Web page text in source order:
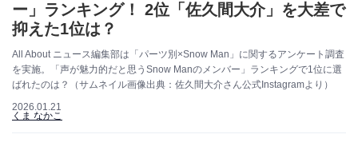
ー」ランキング！ 2位「佐久間大介」を大差で
抑えた1位は？
All About ニュース編集部は「パーツ別×Snow Man」に関するアンケート調査
を実施。「声が魅力的だと思うSnow Manのメンバー」ランキングで1位に選
ばれたのは？（サムネイル画像出典：佐久間大介さん公式Instagramより）
2026.01.21
くま なかこ